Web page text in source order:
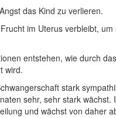
das Kind zu verlieren.
im Uterus verbleibt,
entstehen, wie durch
wird.
stark
sehr, sehr stark
und wächst von daher